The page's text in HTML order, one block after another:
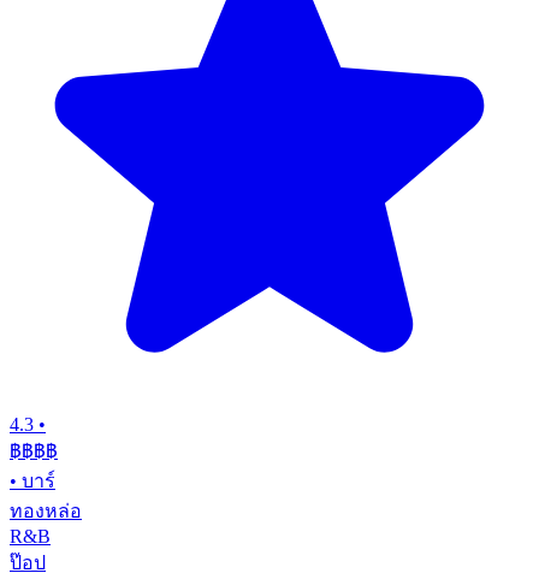
4.3 •
฿฿฿฿
• บาร์
ทองหล่อ
R&B
ป๊อป